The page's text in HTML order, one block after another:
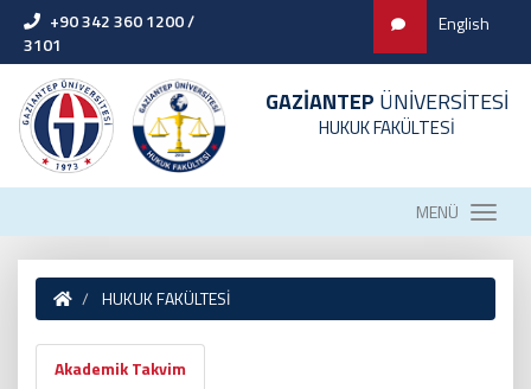
+90 342 360 1200 /
3101
English
GAZİANTEP ÜNİVERSİTESİ
HUKUK FAKÜLTESİ
MENÜ
HUKUK FAKÜLTESİ
Akademik Takvim